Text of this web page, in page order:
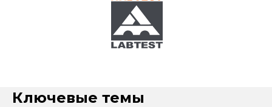
Ключевые темы